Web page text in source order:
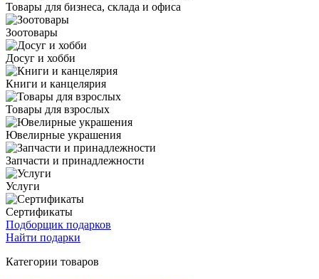
Товары для бизнеса, склада и офиса
Зоотовары
Досуг и хобби
Книги и канцелярия
Товары для взрослых
Ювелирные украшения
Запчасти и принадлежности
Услуги
Сертификаты
Подборщик подарков
Найти подарки
Категории товаров